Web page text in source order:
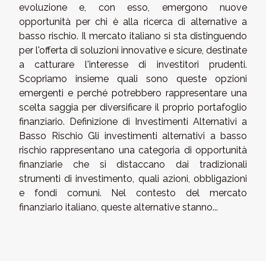
evoluzione e, con esso, emergono nuove
opportunità per chi è alla ricerca di alternative a
basso rischio. Il mercato italiano si sta distinguendo
per l'offerta di soluzioni innovative e sicure, destinate
a catturare l'interesse di investitori prudenti.
Scopriamo insieme quali sono queste opzioni
emergenti e perché potrebbero rappresentare una
scelta saggia per diversificare il proprio portafoglio
finanziario. Definizione di Investimenti Alternativi a
Basso Rischio Gli investimenti alternativi a basso
rischio rappresentano una categoria di opportunità
finanziarie che si distaccano dai tradizionali
strumenti di investimento, quali azioni, obbligazioni
e fondi comuni. Nel contesto del mercato
finanziario italiano, queste alternative stanno...